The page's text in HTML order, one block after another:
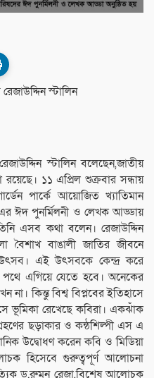
স্টালিন
স্টালিন বলেছেন,জাতীয়
১১ এপ্রিল শুক্রবার সন্ধায়
পার্কে আয়োজিত খ্যাতিমান
ঈদ পুনর্মিলনী ও লেখক আড্ডায়
এসব কথা বলেন। রেজাউদ্দিন
বৈশাখ বাঙালী জাতির জীবনে
এই উৎসবকে কেন্দ্র করে
এগিয়ে যেতে হবে। অনেকের
না। কিন্তু বিশ্ব বিপ্লবের ইতিহাসে
ভূমিকা রেখেছে কবিরা। একঝাঁক
ছড়াকার ও কন্ঠশিল্পী এস এ
উদ্বোধণ করেন কবি ও মিডিয়া
হিসেবে গুরুত্বপূর্ণ আলোচনা
ড.রুমন রেজা,বিশেষ আলোচক